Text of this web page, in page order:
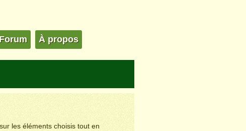
Forum À propos
les éléments choisis tout en